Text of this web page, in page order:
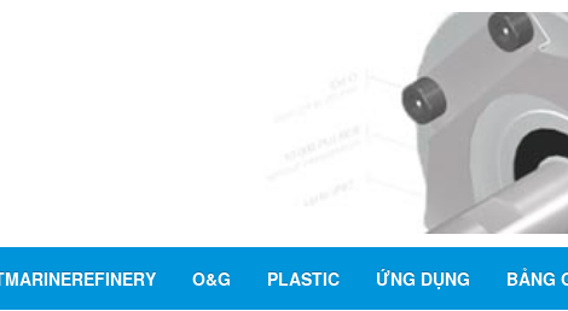
O&G PLASTIC ỨNG DỤNG BẢNG